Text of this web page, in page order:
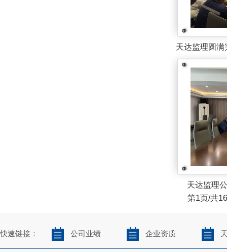
天达监理圆满
天达监理
第1页/共
快速链接： 公司业绩 企业资质